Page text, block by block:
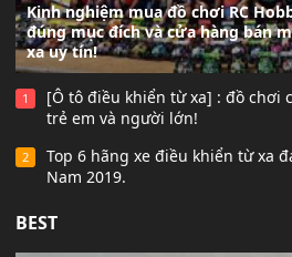
Kinh nghiệm mua đồ chơi RC
đúng mục đích và cửa hàng bán
xa uy tín!
1
[Ô tô điều khiển từ xa] : đồ chơi
trẻ em và người lớn!
2
Top 6 hãng xe điều khiển từ xa
Nam 2019.
BEST